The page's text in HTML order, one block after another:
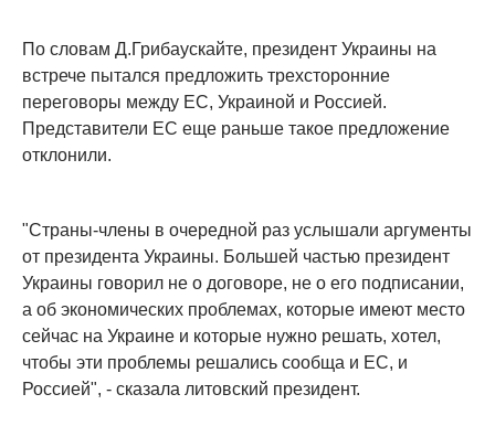
По словам Д.Грибаускайте, президент Украины на
встрече пытался предложить трехсторонние
переговоры между ЕС, Украиной и Россией.
Представители ЕС еще раньше такое предложение
отклонили.
"Страны-члены в очередной раз услышали аргументы
от президента Украины. Большей частью президент
Украины говорил не о договоре, не о его подписании,
а об экономических проблемах, которые имеют место
сейчас на Украине и которые нужно решать, хотел,
чтобы эти проблемы решались сообща и ЕС, и
Россией", - сказала литовский президент.